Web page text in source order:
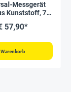
Messgerät
Kunststoff, 7-
57,90*
Warenkorb